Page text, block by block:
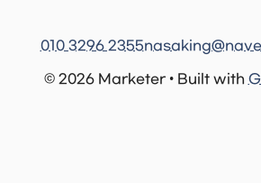
© 2026 Marketer • Built with
010 3296 2355